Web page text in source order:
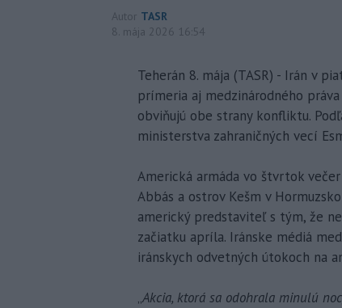
Autor TASR
8. mája 2026 16:54
Teherán 8. mája (TASR) - Irán v
prímeria aj medzinárodného
obviňujú obe strany konfliktu.
ministerstva zahraničných vecí
Americká armáda vo štvrtok
Abbás a ostrov Kešm v
americký predstaviteľ s tým, že
začiatku apríla. Iránske médiá
iránskych odvetných útokoch na
„Akcia, ktorá sa odohrala minulú